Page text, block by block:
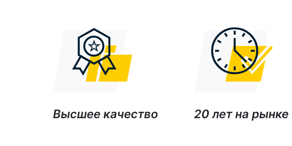
Высшее качество 20 лет на рынке